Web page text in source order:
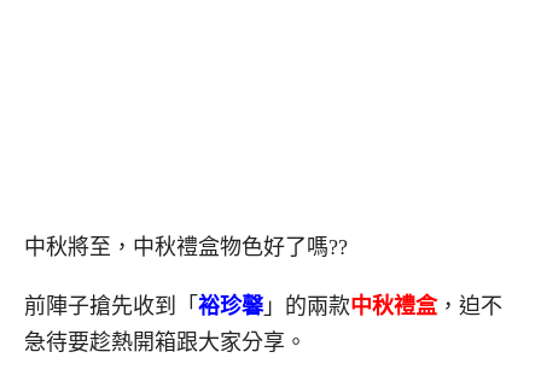
中秋將至，中秋禮盒物色好了嗎??
前陣子搶先收到「 裕珍馨」的兩款中秋禮盒，迫不
急待要趁熱開箱跟大家分享。